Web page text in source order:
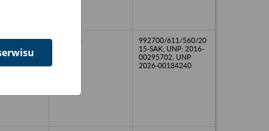
992700/611/560/20
15-SAK; UNP: 2016-
00295702, UNP
2026-00184240